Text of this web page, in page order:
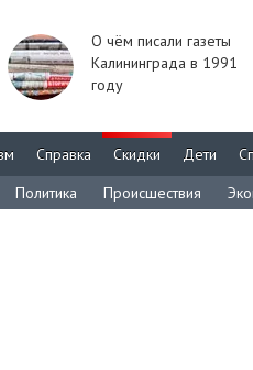
О чём писали газеты
Калининграда в 1991
году
Справка Скидки Дети
Политика Происшествия